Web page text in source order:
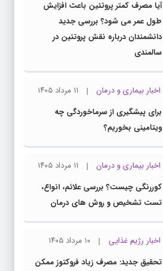
آیا مصرف کمتر پروتئین باعث افزایش
طول عمر می شود؟ بررسی جدید
دانشمندان درباره نقش پروتئین در
سالمندی
اخبار بیماری و درمان
۱۱ مرداد ۱۴۰۵
برای پیشگیری از سرماخوردگی چه
ویتامینی بخوریم؟
اخبار بیماری و درمان
۱۱ مرداد ۱۴۰۵
کوررنگی چیست؟ بررسی علائم، انواع،
تست تشخیص و روش های درمان
اخبار رژیم غذایی
۱۰ مرداد ۱۴۰۵
تحقیق جدید: مصرف زیاد فروکتوز ممکن